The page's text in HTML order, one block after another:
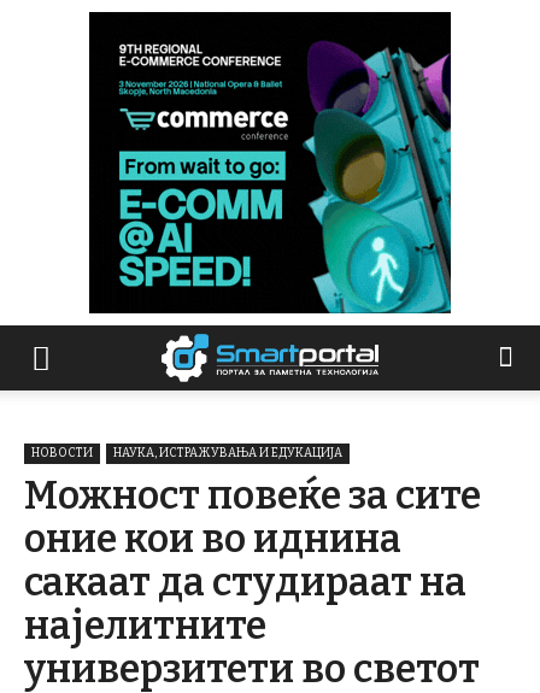
НОВОСТИ НАУКА, ИСТРАЖУВАЊА И ЕДУКАЦИЈА
Можност повеќе за сите
оние кои во иднина
сакаат да студираат на
најелитните
универзитети во светот